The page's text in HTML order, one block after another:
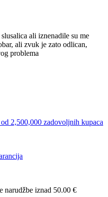
ali iznenadile su me
ali zvuk je zato odlican,
problema
2,500,000 zadovoljnih kupaca
narudžbe iznad 50.00 €